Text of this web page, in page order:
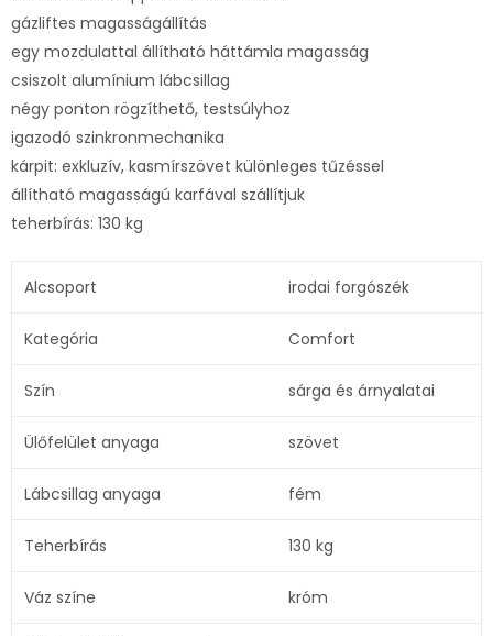
gázliftes magasságállítás
egy mozdulattal állítható háttámla magasság
csiszolt alumínium lábcsillag
négy ponton rögzíthető, testsúlyhoz
igazodó szinkronmechanika
kárpit: exkluzív, kasmírszövet különleges tűzéssel
állítható magasságú karfával szállítjuk
teherbírás: 130 kg
Alcsoport irodai forgószék
Kategória Comfort
Szín sárga és árnyalatai
Ülőfelület anyaga szövet
Lábcsillag anyaga fém
Teherbírás 130 kg
Váz színe króm